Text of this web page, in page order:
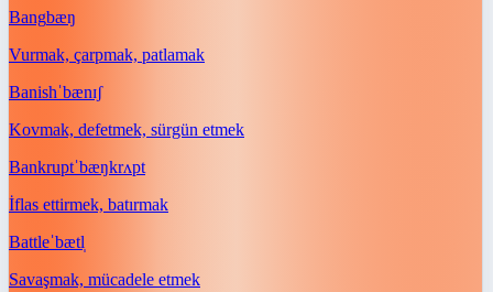
Bangbæŋ
Vurmak, çarpmak, patlamak
Banishˈbænɪʃ
Kovmak, defetmek, sürgün etmek
Bankruptˈbæŋkrʌpt
İflas ettirmek, batırmak
Battleˈbætl̩
Savaşmak, mücadele etmek